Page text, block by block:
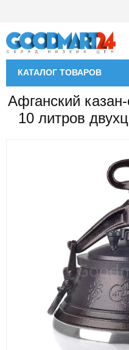
КАТАЛОГ ТОВАРОВ
Афганский
10 литров